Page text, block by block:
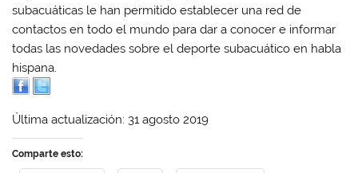
subacuáticas le han permitido establecer una red de
contactos en todo el mundo para dar a conocer e informar
todas las novedades sobre el deporte subacuático en habla
hispana.
Última actualización: 31 agosto 2019
Comparte esto: